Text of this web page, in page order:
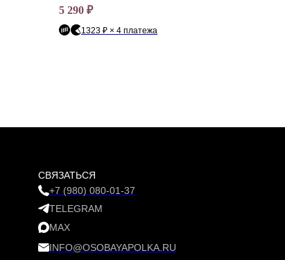
5 290 ₽
1323 ₽ × 4 платежа
СВЯЗАТЬСЯ
+7 (980) 080-01-37
TELEGRAM
MAX
INFO@OSOBAYAPOLKA.RU